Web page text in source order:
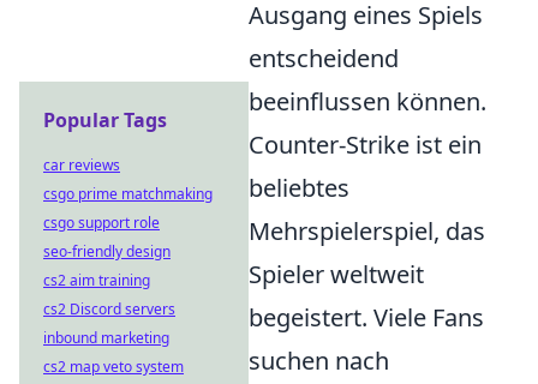
Ausgang eines Spiels
entscheidend
beeinflussen können.
Counter-Strike ist ein
beliebtes
Mehrspielerspiel, das
Spieler weltweit
begeistert. Viele Fans
suchen nach
Popular Tags
car reviews
csgo prime matchmaking
csgo support role
seo-friendly design
cs2 aim training
cs2 Discord servers
inbound marketing
cs2 map veto system